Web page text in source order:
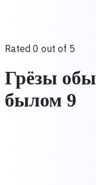
Rated 0 out of 5
Грёзы
былом 9